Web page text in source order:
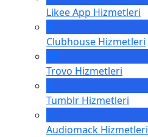
Likee App Hizmetleri
Clubhouse Hizmetleri
Trovo Hizmetleri
Tumblr Hizmetleri
Audiomack Hizmetleri